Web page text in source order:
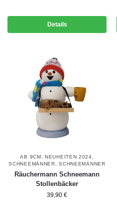
Details
AB 9CM ,NEUHEITEN 2024
SCHNEEMÄNNER ,SCHNEEMÄNNER
Räuchermann Schneemann
Stollenbäcker
39,90 €